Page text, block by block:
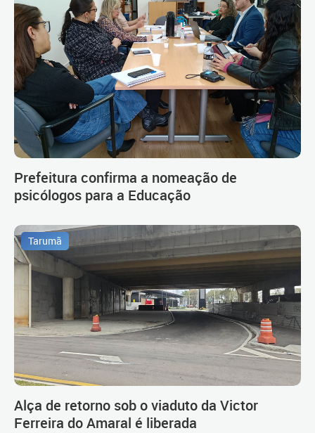
Prefeitura confirma a nomeação de
psicólogos para a Educação
Tarumã
Alça de retorno sob o viaduto da Victor
Ferreira do Amaral é liberada